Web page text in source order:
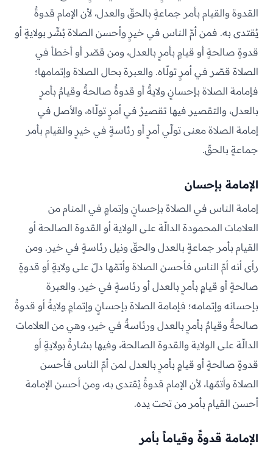
القدوة والقيام بأمر جماعةٍ بالحقّ والعدل، لأن الإمام قدوةٌ
يُقتدى به. فمن أمّ الناس في خيرٍ وأحسن الصلاة بُشّر بولايةٍ أو
قدوةٍ صالحةٍ أو قيامٍ بأمرٍ بالعدل، ومن قصّر أو أخطأ في
الصلاة قصّر في أمرٍ تولّاه. والعبرة بحال الصلاة وإتمامها؛
فإمامة الصلاة بإحسانٍ ولايةٌ أو قدوةٌ صالحةٌ وقيامٌ بأمرٍ
بالعدل، والتقصير فيها تقصيرٌ في أمرٍ تولّاه، والأصل في
إمامة الصلاة معنى تولّي أمرٍ أو رئاسةٍ في خيرٍ والقيام بأمر
جماعةٍ بالحقّ.
الإمامة بإحسان
إمامة الناس في الصلاة بإحسانٍ وإتمامٍ في المنام من
العلامات المحمودة الدالّة على الولاية أو القدوة الصالحة أو
القيام بأمر جماعةٍ بالعدل والحقّ ونيل رئاسةٍ في خير. ومن
رأى أنه أمّ الناس فأحسن الصلاة وأتمّها دلّ على ولايةٍ أو قدوةٍ
صالحةٍ أو قيامٍ بأمرٍ بالعدل أو رئاسةٍ في خير. والعبرة
بإحسانه وإتمامه؛ فإمامة الصلاة بإحسانٍ وإتمامٍ ولايةٌ أو قدوةٌ
صالحةٌ وقيامٌ بأمرٍ بالعدل ورئاسةٌ في خير، وهي من العلامات
الدالّة على الولاية والقدوة الصالحة، وفيها بشارةٌ بولايةٍ أو
قدوةٍ صالحةٍ أو قيامٍ بأمرٍ بالعدل لمن أمّ الناس فأحسن
الصلاة وأتمّها، لأن الإمام قدوةٌ يُقتدى به، ومن أحسن الإمامة
أحسن القيام بأمر من تحت يده.
الإمامة قدوةً وقياماً بأمر